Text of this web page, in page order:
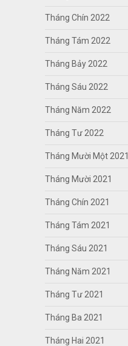
Tháng Chín 2022
Tháng Tám 2022
Tháng Bảy 2022
Tháng Sáu 2022
Tháng Năm 2022
Tháng Tư 2022
Tháng Mười Một 2021
Tháng Mười 2021
Tháng Chín 2021
Tháng Tám 2021
Tháng Sáu 2021
Tháng Năm 2021
Tháng Tư 2021
Tháng Ba 2021
Tháng Hai 2021